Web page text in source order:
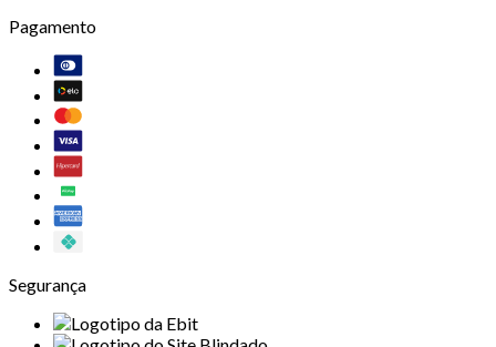
Pagamento
Segurança